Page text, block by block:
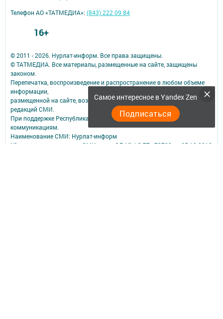
Самое интересное в Yandex Zen
Подписаться
© 2011 - 2026. Нурлат-⁠информ. Все права защищены.
© ТАТМЕДИА. Все материалы, размещенные на сайте, защищены
законом.
Перепечатка, воспроизведение и распространение в любом объеме
информации,
размещенной на сайте, возможна только с письменного согласия
редакций СМИ.
При поддержке Республиканского агентства по печати и массовым
коммуникациям.
Наименование СМИ: Нурлат-⁠информ
№ записи о регистрации СМИ, дата: ЭЛ № ФС 77 -⁠ 73782 от 05.10.2018
Телефон АО «ТАТМЕДИА»:(843) 222 09 84
16+